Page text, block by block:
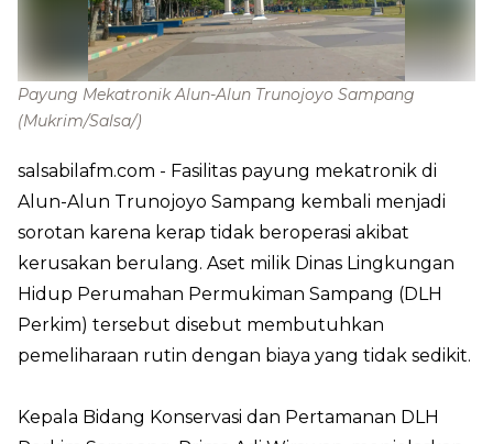
Payung Mekatronik Alun-Alun Trunojoyo Sampang
(Mukrim/Salsa/)
salsabilafm.com - Fasilitas payung mekatronik di
Alun-Alun Trunojoyo Sampang kembali menjadi
sorotan karena kerap tidak beroperasi akibat
kerusakan berulang. Aset milik Dinas Lingkungan
Hidup Perumahan Permukiman Sampang (DLH
Perkim) tersebut disebut membutuhkan
pemeliharaan rutin dengan biaya yang tidak sedikit.
Kepala Bidang Konservasi dan Pertamanan DLH